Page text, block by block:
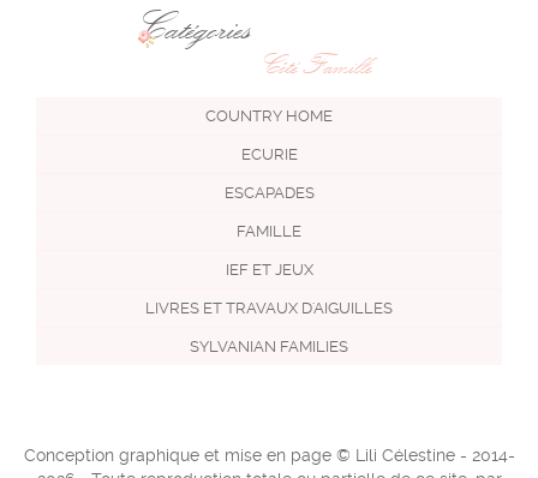
Catégories
Côté Famille
COUNTRY HOME
ECURIE
ESCAPADES
FAMILLE
IEF ET JEUX
LIVRES ET TRAVAUX D'AIGUILLES
SYLVANIAN FAMILIES
Conception graphique et mise en page © Lili Célestine - 2014-